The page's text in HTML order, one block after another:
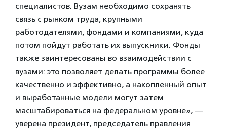
специалистов. Вузам необходимо сохранять
связь с рынком труда, крупными
работодателями, фондами и компаниями, куда
потом пойдут работать их выпускники. Фонды
также заинтересованы во взаимодействии с
вузами: это позволяет делать программы более
качественно и эффективно, а накопленный опыт
и выработанные модели могут затем
масштабироваться на федеральном уровне», —
уверена президент, председатель правления